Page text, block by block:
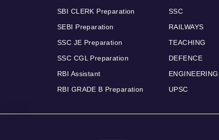
SBI CLERK Preparation
SEBI Preparation
SSC JE Preparation
SSC CGL Preparation
RBI Assistant
RBI GRADE B Preparation
SSC
RAILWAYS
TEACHING
DEFENCE
ENGINEERING
UPSC